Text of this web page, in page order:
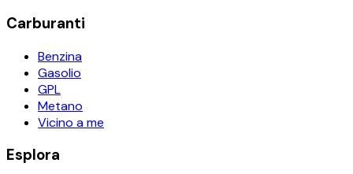
Carburanti
Benzina
Gasolio
GPL
Metano
Vicino a me
Esplora